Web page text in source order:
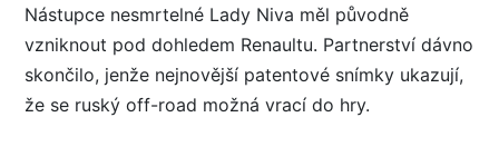
Nástupce nesmrtelné Lady Niva měl původně
vzniknout pod dohledem Renaultu. Partnerství dávno
skončilo, jenže nejnovější patentové snímky ukazují,
že se ruský off-road možná vrací do hry.